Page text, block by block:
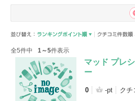
全5件中 1～5件表示
マッド プレ
ー
0 -pt クチ